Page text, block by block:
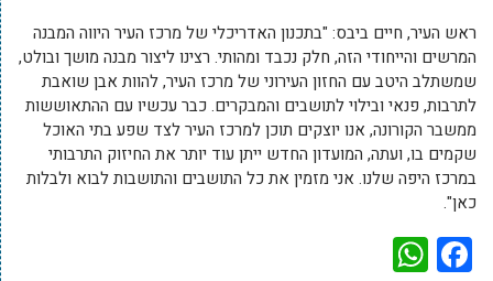
ראש העיר, חיים ביבס: "בתכנון האדריכלי של מרכז העיר היווה המבנה
המרשים והייחודי הזה, חלק נכבד ומהותי. רצינו ליצור מבנה מושך ובולט,
שמשתלב היטב עם החזון העירוני של מרכז העיר, להוות אבן שואבת
לתרבות, פנאי ובילוי לתושבים והמבקרים. כבר עכשיו עם ההתאוששות
ממשבר הקורונה, אנו יוצקים תוכן למרכז העיר לצד שפע בתי האוכל
שקמים בו, ועתה, המועדון החדש ייתן עוד יותר את החיזוק התרבותי
במרכז היפה שלנו. אני מזמין את כל התושבים והתושבות לבוא ולבלות
כאן".
Facebook